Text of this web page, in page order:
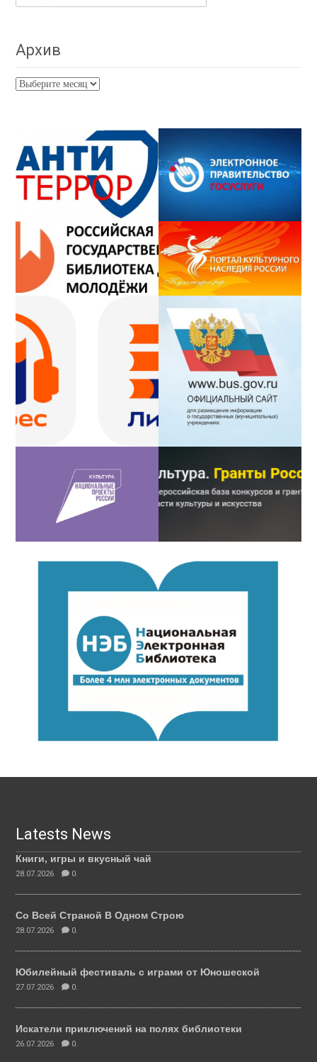
Архив
Архив
Latests News
Книги, игры и вкусный чай
28.07.2026 0.
Со Всей Страной В Одном Строю
28.07.2026 0.
Юбилейный фестиваль с играми от Юношеской
27.07.2026 0.
Искатели приключений на полях библиотеки
26.07.2026 0.